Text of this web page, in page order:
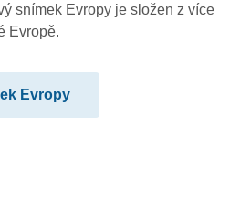
10:40
snímek Evropy je složen z více
Evropě.
Evropy